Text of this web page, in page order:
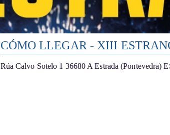
CÓMO LLEGAR - XIII
Rúa Calvo Sotelo 1 36680 A Estrada (Pontevedra)